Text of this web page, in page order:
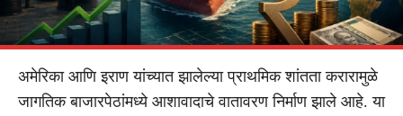
अमेरिका आणि इराण यांच्यात झालेल्या प्राथमिक शांतता करारामुळे
जागतिक बाजारपेठांमध्ये आशावादाचे वातावरण निर्माण झाले आहे. या